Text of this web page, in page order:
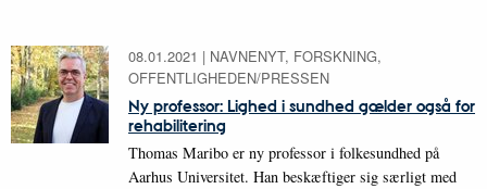
08.01.2021 | NAVNENYT, FORSKNING,
OFFENTLIGHEDEN/PRESSEN
Ny professor: Lighed i sundhed gælder også for
rehabilitering
Thomas Maribo er ny professor i folkesundhed på
Aarhus Universitet. Han beskæftiger sig særligt med